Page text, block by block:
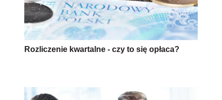
Rozliczenie kwartalne - czy to się opłaca?